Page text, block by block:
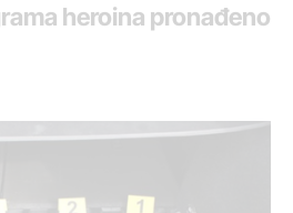
heroina pronađeno